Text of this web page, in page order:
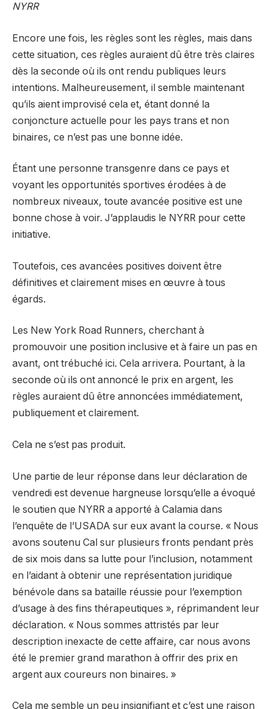
NYRR
Encore une fois, les règles sont les règles, mais dans
cette situation, ces règles auraient dû être très claires
dès la seconde où ils ont rendu publiques leurs
intentions. Malheureusement, il semble maintenant
qu’ils aient improvisé cela et, étant donné la
conjoncture actuelle pour les pays trans et non
binaires, ce n’est pas une bonne idée.
Étant une personne transgenre dans ce pays et
voyant les opportunités sportives érodées à de
nombreux niveaux, toute avancée positive est une
bonne chose à voir. J’applaudis le NYRR pour cette
initiative.
Toutefois, ces avancées positives doivent être
définitives et clairement mises en œuvre à tous
égards.
Les New York Road Runners, cherchant à
promouvoir une position inclusive et à faire un pas en
avant, ont trébuché ici. Cela arrivera. Pourtant, à la
seconde où ils ont annoncé le prix en argent, les
règles auraient dû être annoncées immédiatement,
publiquement et clairement.
Cela ne s’est pas produit.
Une partie de leur réponse dans leur déclaration de
vendredi est devenue hargneuse lorsqu’elle a évoqué
le soutien que NYRR a apporté à Calamia dans
l’enquête de l’USADA sur eux avant la course. « Nous
avons soutenu Cal sur plusieurs fronts pendant près
de six mois dans sa lutte pour l’inclusion, notamment
en l’aidant à obtenir une représentation juridique
bénévole dans sa bataille réussie pour l’exemption
d’usage à des fins thérapeutiques », réprimandent leur
déclaration. « Nous sommes attristés par leur
description inexacte de cette affaire, car nous avons
été le premier grand marathon à offrir des prix en
argent aux coureurs non binaires. »
Cela me semble un peu insignifiant et c’est une raison